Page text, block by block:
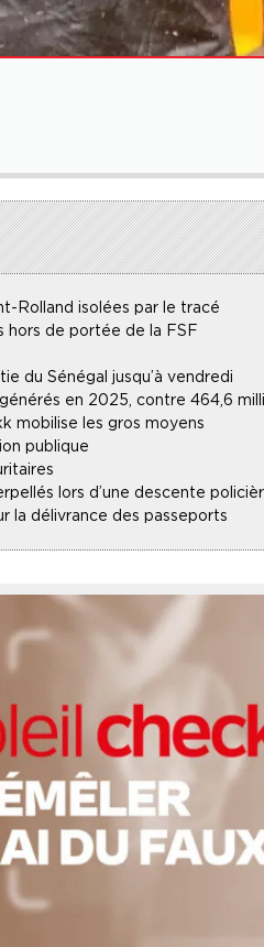
Rolland isolées par le tracé
hors de portée de la FSF
du Sénégal jusqu’à vendredi
en 2025, contre 464,6
mobilise les gros moyens
publique
lors d’une descente
la délivrance des passeports